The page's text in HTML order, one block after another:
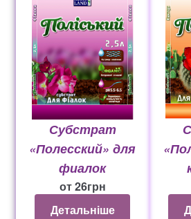
Субстрат
«Полесский» для
фиалок
от26грн
Детальніше